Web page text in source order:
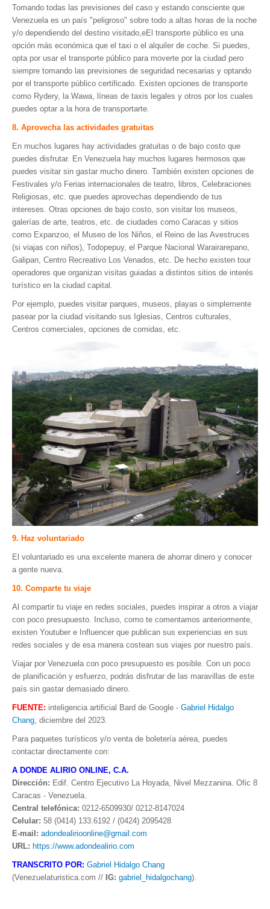
Tomando todas las previsiones del caso y estando consciente que
Venezuela es un país "peligroso" sobre todo a altas horas de la noche
y/o dependiendo del destino visitado,eEl transporte público es una
opción más económica que el taxi o el alquiler de coche. Si puedes,
opta por usar el transporte público para moverte por la ciudad pero
siempre tomando las previsiones de seguridad necesarias y optando
por el transporte público certificado. Existen opciones de transporte
como Rydery, la Wawa, líneas de taxis legales y otros por los cuales
puedes optar a la hora de transportarte.
8. Aprovecha las actividades gratuitas
En muchos lugares hay actividades gratuitas o de bajo costo que
puedes disfrutar. En Venezuela hay muchos lugares hermosos que
puedes visitar sin gastar mucho dinero. También existen opciones de
Festivales y/o Ferias internacionales de teatro, libros, Celebraciones
Religiosas, etc. que puedes aprovechas dependiendo de tus
intereses. Otras opciones de bajo costo, son visitar los museos,
galerías de arte, teatros, etc. de ciudades como Caracas y sitios
como Expanzoo, el Museo de los Niños, el Reino de las Avestruces
(si viajas con niños), Todopepuy, el Parque Nacional Warairarepano,
Galipan, Centro Recreativo Los Venados, etc. De hecho existen tour
operadores que organizan visitas guiadas a distintos sitios de interés
turístico en la ciudad capital.
Por ejemplo, puedes visitar parques, museos, playas o simplemente
pasear por la ciudad visitando sus Iglesias, Centros culturales,
Centros comerciales, opciones de comidas, etc.
9. Haz voluntariado
El voluntariado es una excelente manera de ahorrar dinero y conocer
a gente nueva.
10. Comparte tu viaje
Al compartir tu viaje en redes sociales, puedes inspirar a otros a viajar
con poco presupuesto. Incluso, como te comentamos anteriormente,
existen Youtuber e Influencer que publican sus experiencias en sus
redes sociales y de esa manera costean sus viajes por nuestro país.
Viajar por Venezuela con poco presupuesto es posible. Con un poco
de planificación y esfuerzo, podrás disfrutar de las maravillas de este
país sin gastar demasiado dinero.
FUENTE: inteligencia artificial Bard de Google - Gabriel Hidalgo
Chang , diciembre del 2023.
Para paquetes turísticos y/o venta de boletería aérea, puedes
contactar directamente con:
A DONDE ALIRIO ONLINE, C.A.
Dirección: Edif. Centro Ejecutivo La Hoyada, Nivel Mezzanina. Ofic 8
Caracas - Venezuela.
Central telefónica: 0212-6509930/ 0212-8147024
Celular: 58 (0414) 133.6192 / (0424) 2095428
E-mail: adondealirioonline@gmail.com
URL: https://www.adondealirio.com
TRANSCRITO POR: Gabriel Hidalgo Chang
(Venezuelaturistica.com // IG: gabriel_hidalgochang).